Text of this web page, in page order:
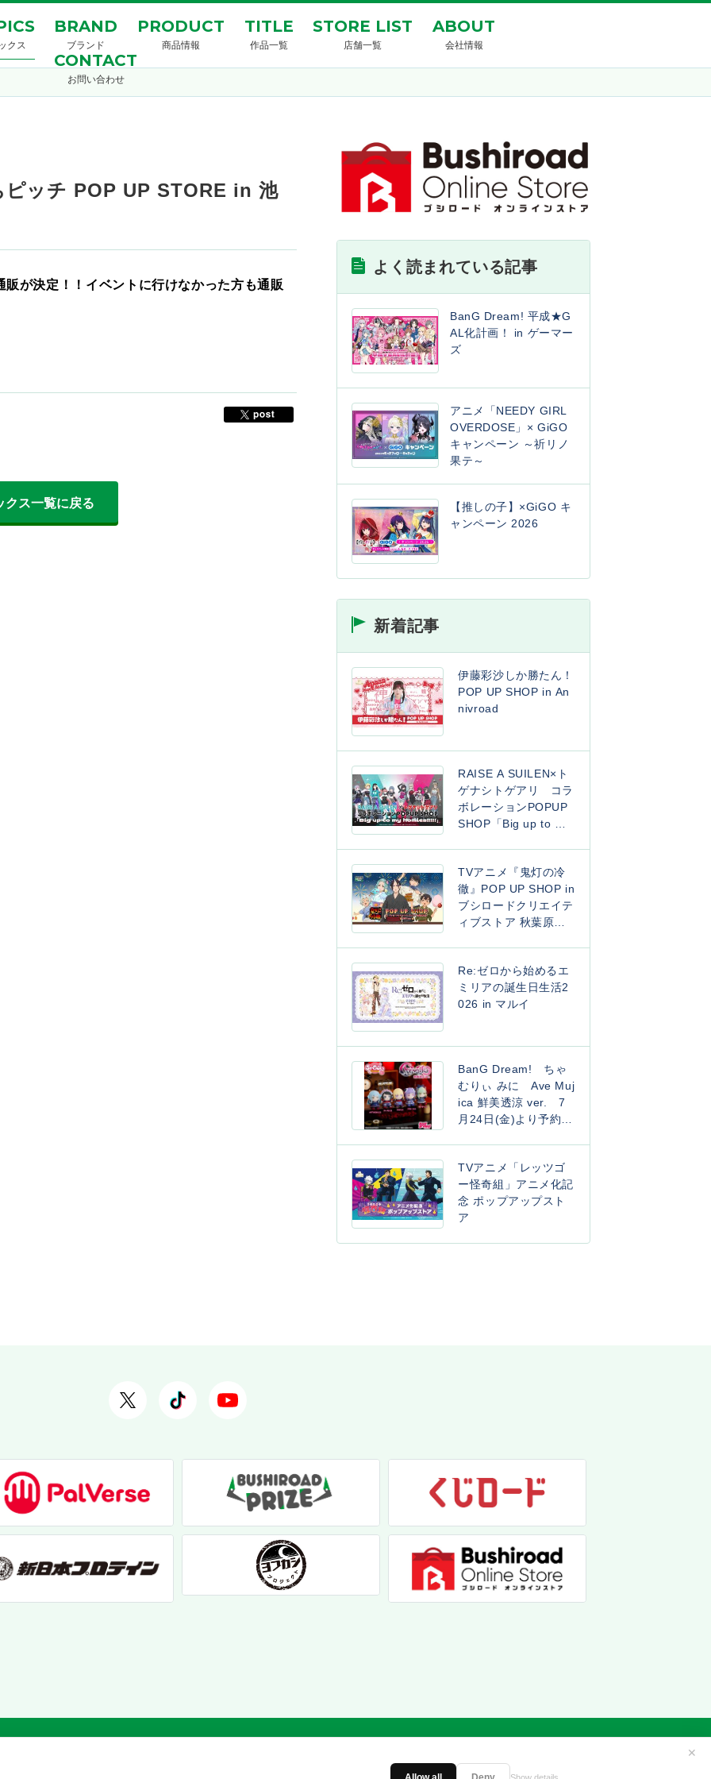
Show details
✕
クス
BRAND
ブランド
PRODUCT
商品情報
TITLE
作品一覧
STORE LIST
店舗一覧
ABOUT
会社情報
CONTACT
お問い合わせ
ピッチ POP UP STORE in 池
が決定！！イベントに行けなかった方も通販
クス一覧に戻る
よく読まれている記事
BanG Dream! 平成★G
AL化計画！ in ゲーマー
ズ
アニメ「NEEDY GIRL
OVERDOSE」× GiGO
キャンペーン ～祈リノ
果テ～
【推しの子】×GiGO キ
ャンペーン 2026
新着記事
伊藤彩沙しか勝たん！
POP UP SHOP in An
nivroad
RAISE A SUILEN×ト
ゲナシトゲアリ コラ
ボレーションPOPUP
SHOP「Big up to my
TVアニメ『鬼灯の冷
徹』POP UP SHOP in
ブシロードクリエイテ
ィブストア 秋葉原本
Re:ゼロから始めるエ
ミリアの誕生日生活2
026 in マルイ
BanG Dream! ちゃ
むりぃ みに Ave Muj
ica 鮮美透涼 ver. 7
月24日(金)より予約開
TVアニメ「レッツゴ
ー怪奇組」アニメ化記
念 ポップアップスト
ア